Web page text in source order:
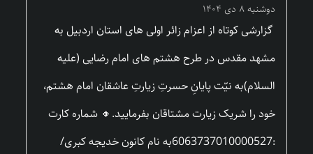
دوشنبه ۸ دی ۱۴۰۴
گزارشی کوتاه از اعزام زائر اولی های استان اردبیل به
مشهد مقدس در طرح هشتم های امام رضایی (علیه
السلام)به نیّت پایانِ حسرتِ زیارتِ عاشقان امام هشتم،
خود را شریک زیارت مشتاقان بفرمایید.🔸 شماره کارت
:6063737010000527به نام کانون خدیجه کبری/